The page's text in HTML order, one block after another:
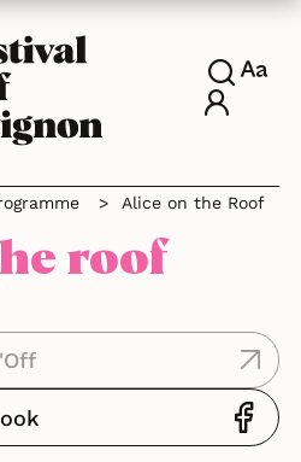
> Alice on the Roof
roof